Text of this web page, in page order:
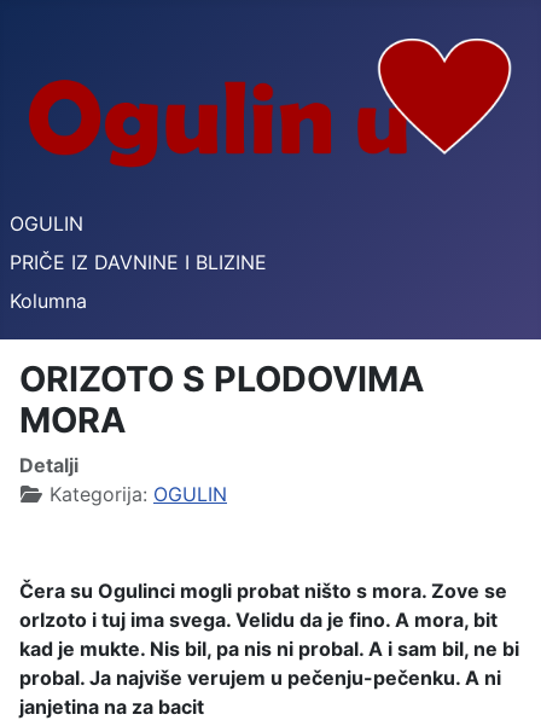
OGULIN
PRIČE IZ DAVNINE I BLIZINE
Kolumna
ORIZOTO S PLODOVIMA
MORA
Detalji
Kategorija: OGULIN
Čera su Ogulinci mogli probat ništo s mora. Zove se
orIzoto i tuj ima svega. Velidu da je fino. A mora, bit
kad je mukte. Nis bil, pa nis ni probal. A i sam bil, ne bi
probal. Ja najviše verujem u pečenju-pečenku. A ni
janjetina na za bacit